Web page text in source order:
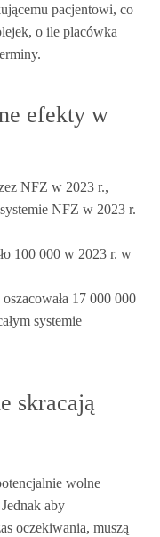
pacjentowi, co
o ile placówka
efekty w
NFZ w 2023 r.,
NFZ w 2023 r.
100 000 w 2023 r. w
17 000 000
systemie
skracają
wolne
aby
oczekiwania, muszą